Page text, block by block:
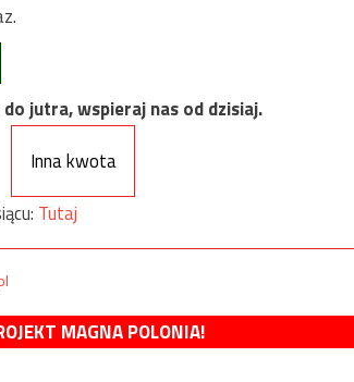
jutra, wspieraj nas od dzisiaj.
Inna kwota
Tutaj
MAGNA POLONIA!